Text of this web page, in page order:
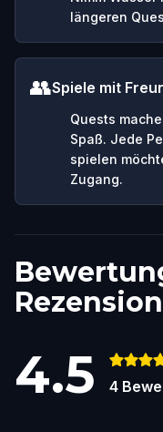
längeren
👥Spiele mit
Quests
Spaß. Jede
spielen
Zugang.
4.5 4